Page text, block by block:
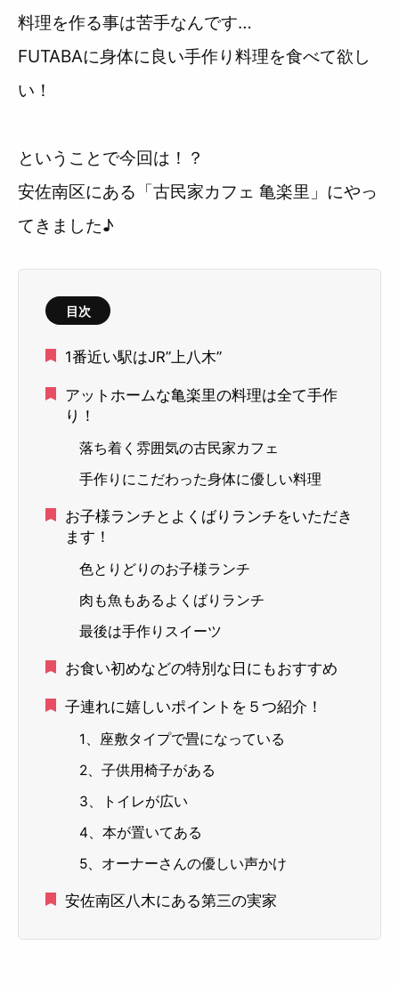
料理を作る事は苦手なんです…
FUTABAに身体に良い手作り料理を食べて欲し
い！
ということで今回は！？
安佐南区にある「古民家カフェ 亀楽里」にやっ
てきました♪
目次
1番近い駅はJR”上八木”
アットホームな亀楽里の料理は全て手作
り！
落ち着く雰囲気の古民家カフェ
手作りにこだわった身体に優しい料理
お子様ランチとよくばりランチをいただき
ます！
色とりどりのお子様ランチ
肉も魚もあるよくばりランチ
最後は手作りスイーツ
お食い初めなどの特別な日にもおすすめ
子連れに嬉しいポイントを５つ紹介！
1、座敷タイプで畳になっている
2、子供用椅子がある
3、トイレが広い
4、本が置いてある
5、オーナーさんの優しい声かけ
安佐南区八木にある第三の実家